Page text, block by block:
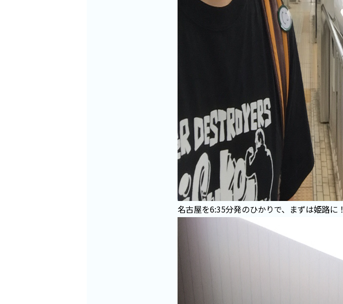
名古屋を6:35分発のひかりで、まずは姫路に！